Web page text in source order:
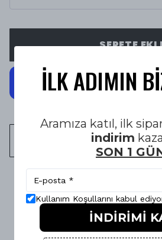
SEPETE
İLK ADIMIN
Aramıza katıl, ilk
indirim
SON 1
Kullanım Koşullarını kabul
İNDİRİMİ